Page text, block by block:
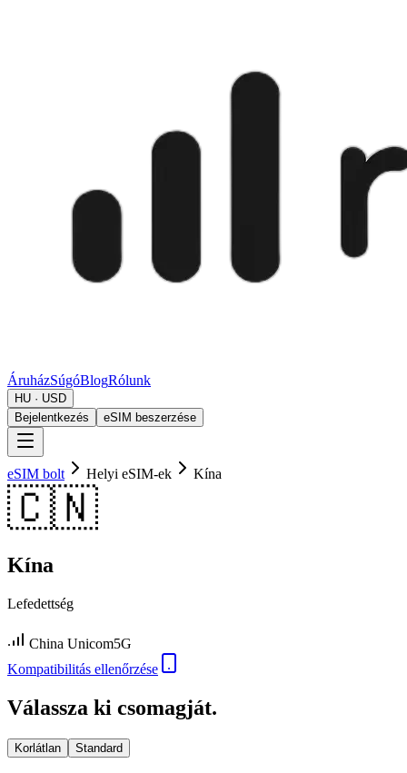
ÁruházSúgóBlogRólunk
HU · USD
Bejelentkezés
eSIM beszerzése
eSIM bolt Helyi eSIM-ek Kína
🇨🇳
Kína
Lefedettség
China Unicom5G
Kompatibilitás ellenőrzése
Válassza ki csomagját.
Korlátlan Standard